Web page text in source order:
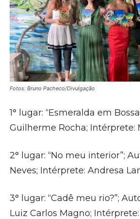
Fotos: Bruno Pacheco/Divulgação
1° lugar: “Esmeralda em
Guilherme Rocha; Intérprete:
2° lugar: “No meu interior”;
Neves; Intérprete: Andresa
3° lugar: “Cadê meu rio?”;
Luiz Carlos Magno;